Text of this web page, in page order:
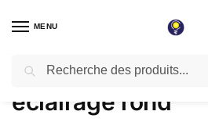
MENU
Accueil / Produits identifiés “éclairage rond”
éclairage rond